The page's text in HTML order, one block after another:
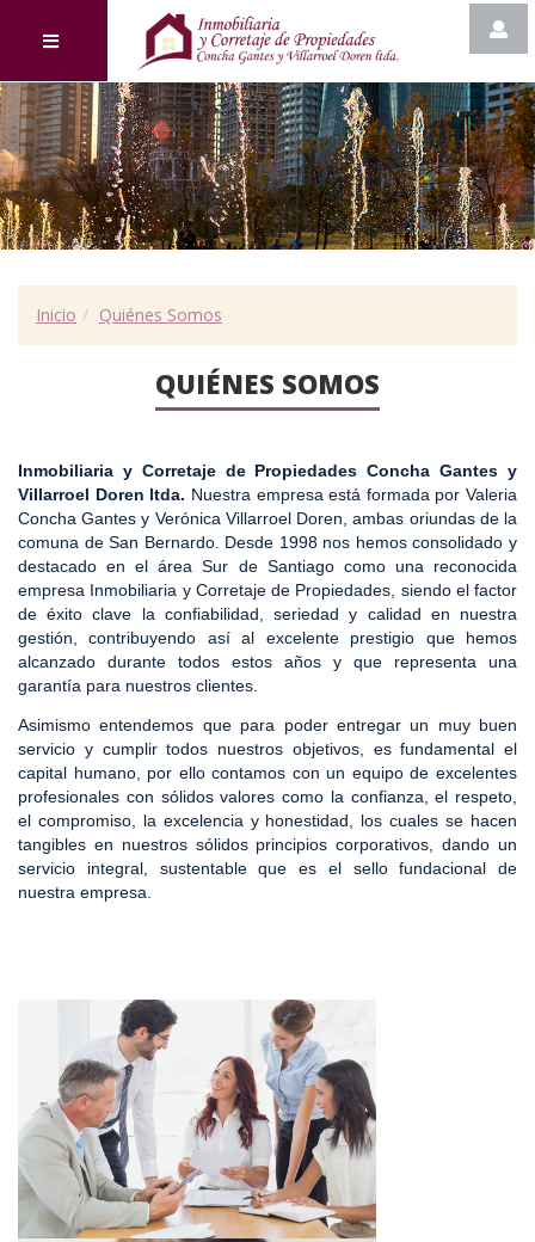
Inicio Quiénes Somos
QUIÉNES SOMOS
Inmobiliaria y Corretaje de Propiedades Concha Gantes y
Villarroel Doren ltda. Nuestra empresa está formada por Valeria
Concha Gantes y Verónica Villarroel Doren, ambas oriundas de la
comuna de San Bernardo. Desde 1998 nos hemos consolidado y
destacado en el área Sur de Santiago como una reconocida
empresa Inmobiliaria y Corretaje de Propiedades, siendo el factor
de éxito clave la confiabilidad, seriedad y calidad en nuestra
gestión, contribuyendo así al excelente prestigio que hemos
alcanzado durante todos estos años y que representa una
garantía para nuestros clientes.
Asimismo entendemos que para poder entregar un muy buen
servicio y cumplir todos nuestros objetivos, es fundamental el
capital humano, por ello contamos con un equipo de excelentes
profesionales con sólidos valores como la confianza, el respeto,
el compromiso, la excelencia y honestidad, los cuales se hacen
tangibles en nuestros sólidos principios corporativos, dando un
servicio integral, sustentable que es el sello fundacional de
nuestra empresa.